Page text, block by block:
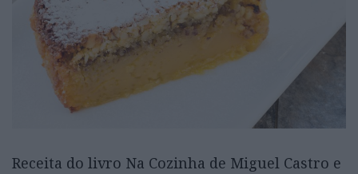
Receita do livro Na Cozinha de Miguel Castro e